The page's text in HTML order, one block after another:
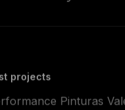
projects
Pinturas